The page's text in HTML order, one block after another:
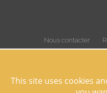
Nous contacter
Gestion des cookies
©Domaine des Hayes 2026
This site uses cookies